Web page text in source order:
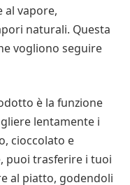
al vapore,
naturali. Questa
vogliono seguire
è la funzione
lentamente i
cioccolato e
puoi trasferire i tuoi
al piatto, godendoli